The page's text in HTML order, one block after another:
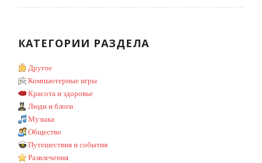
КАТЕГОРИИ РАЗДЕЛА
Другое
Компьютерные игры
Красота и здоровье
Люди и блоги
Музыка
Общество
Путешествия и события
Развлечения